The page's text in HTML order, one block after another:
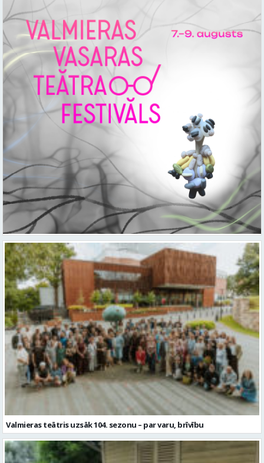
Valmieras teātris uzsāk 104. sezonu – par varu, brīvību